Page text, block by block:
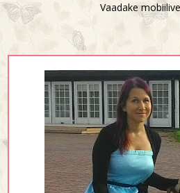
Vaadake